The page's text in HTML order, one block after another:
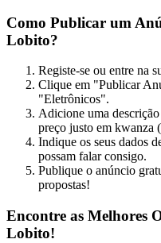
Como Publicar um
Lobito?
Registe-se ou entre na
Clique em "Publicar
"Eletrônicos".
Adicione uma
preço justo em kwanza
Indique os seus dados
possam falar consigo.
Publique o anúncio
propostas!
Encontre as Melhores
Lobito!